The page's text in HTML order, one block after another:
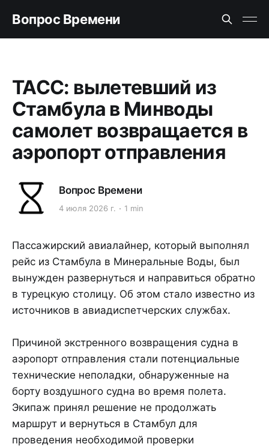
Вопрос Времени
ТАСС: вылетевший из
Стамбула в Минводы
самолет возвращается в
аэропорт отправления
Вопрос Времени
4 июля 2026 г. 1 min
Пассажирский авиалайнер, который выполнял
рейс из Стамбула в Минеральные Воды, был
вынужден развернуться и направиться обратно
в турецкую столицу. Об этом стало известно из
источников в авиадиспетчерских службах.
Причиной экстренного возвращения судна в
аэропорт отправления стали потенциальные
технические неполадки, обнаруженные на
борту воздушного судна во время полета.
Экипаж принял решение не продолжать
маршрут и вернуться в Стамбул для
проведения необходимой проверки